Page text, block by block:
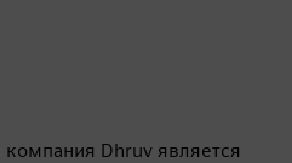
Dhruv является